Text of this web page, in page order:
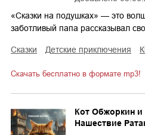
«Сказки на подушках» — это
заботливый папа рассказывал
сказки детские приключения
Скачать бесплатно в формате mp3!
Кот Обжоркин
Нашествие